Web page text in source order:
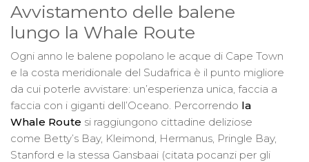
Avvistamento delle balene
lungo la Whale Route
Ogni anno le balene popolano le acque di Cape Town
e la costa meridionale del Sudafrica è il punto migliore
da cui poterle avvistare: un’esperienza unica, faccia a
faccia con i giganti dell’Oceano. Percorrendo la
Whale Route si raggiungono cittadine deliziose
come Betty’s Bay, Kleimond, Hermanus, Pringle Bay,
Stanford e la stessa Gansbaai (citata pocanzi per gli